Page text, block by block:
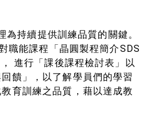
持續提供訓練品質的關鍵。
職能課程「晶圓製程簡介SDS
進行「課後課程檢討表」以
饋」，以了解學員們的學習
育訓練之品質，藉以達成教